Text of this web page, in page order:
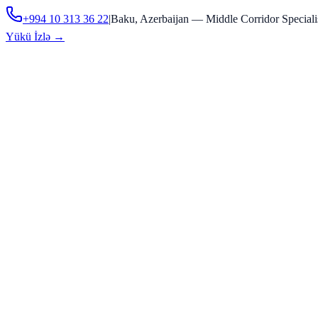
+994 10 313 36 22|Baku, Azerbaijan — Middle Corridor
Yükü İzlə →